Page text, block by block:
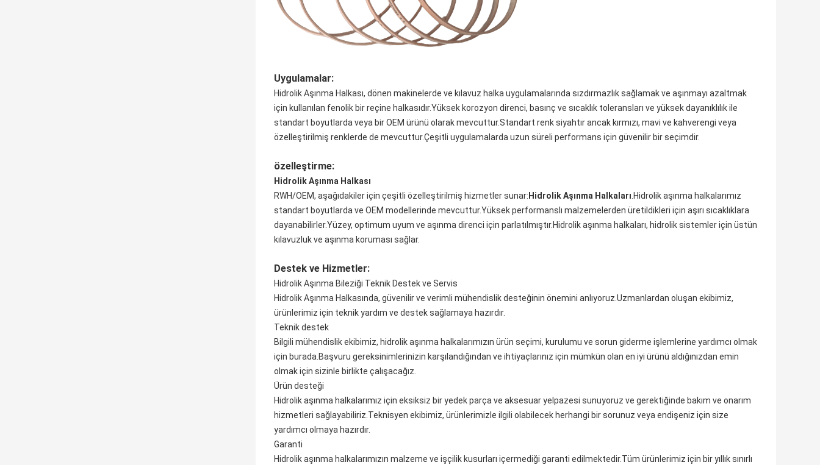
Uygulamalar:
Hidrolik Aşınma Halkası, dönen makinelerde ve kılavuz halka uygulamalarında sızdırmazlık sağlamak ve aşınmayı azaltmak
için kullanılan fenolik bir reçine halkasıdır.Yüksek korozyon direnci, basınç ve sıcaklık toleransları ve yüksek dayanıklılık ile
standart boyutlarda veya bir OEM ürünü olarak mevcuttur.Standart renk siyahtır ancak kırmızı, mavi ve kahverengi veya
özelleştirilmiş renklerde de mevcuttur.Çeşitli uygulamalarda uzun süreli performans için güvenilir bir seçimdir.
özelleştirme:
Hidrolik Aşınma Halkası
RWH/OEM, aşağıdakiler için çeşitli özelleştirilmiş hizmetler sunar: Hidrolik Aşınma Halkaları.Hidrolik aşınma halkalarımız
standart boyutlarda ve OEM modellerinde mevcuttur.Yüksek performanslı malzemelerden üretildikleri için aşırı sıcaklıklara
dayanabilirler.Yüzey, optimum uyum ve aşınma direnci için parlatılmıştır.Hidrolik aşınma halkaları, hidrolik sistemler için üstün
kılavuzluk ve aşınma koruması sağlar.
Destek ve Hizmetler:
Hidrolik Aşınma Bileziği Teknik Destek ve Servis
Hidrolik Aşınma Halkasında, güvenilir ve verimli mühendislik desteğinin önemini anlıyoruz.Uzmanlardan oluşan ekibimiz,
ürünlerimiz için teknik yardım ve destek sağlamaya hazırdır.
Teknik destek
Bilgili mühendislik ekibimiz, hidrolik aşınma halkalarımızın ürün seçimi, kurulumu ve sorun giderme işlemlerine yardımcı olmak
için burada.Başvuru gereksinimlerinizin karşılandığından ve ihtiyaçlarınız için mümkün olan en iyi ürünü aldığınızdan emin
olmak için sizinle birlikte çalışacağız.
Ürün desteği
Hidrolik aşınma halkalarımız için eksiksiz bir yedek parça ve aksesuar yelpazesi sunuyoruz ve gerektiğinde bakım ve onarım
hizmetleri sağlayabiliriz.Teknisyen ekibimiz, ürünlerimizle ilgili olabilecek herhangi bir sorunuz veya endişeniz için size
yardımcı olmaya hazırdır.
Garanti
Hidrolik aşınma halkalarımızın malzeme ve işçilik kusurları içermediği garanti edilmektedir.Tüm ürünlerimiz için bir yıllık sınırlı